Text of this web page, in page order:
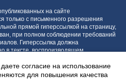
на сайте
только с письменного разрешения
прямой гиперссылкой на страницу,
при полном соблюдении требований
Гиперссылка должна
в тексте, воспроизводящем
согласие на использование
для повышения качества